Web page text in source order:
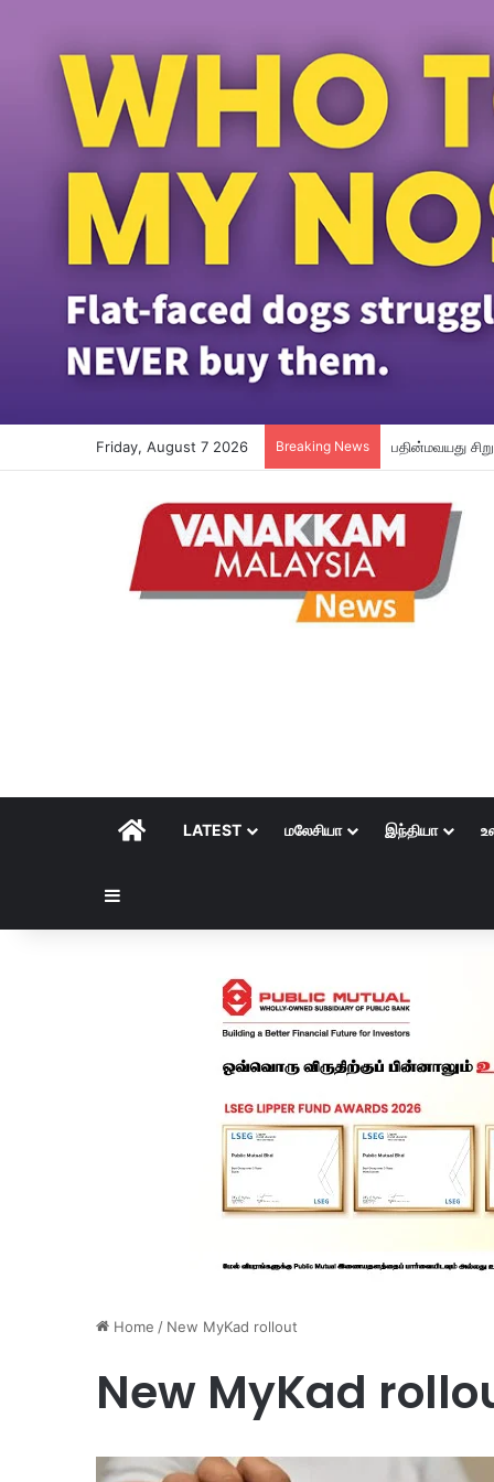
Friday, August 7 2026 Breaking News பதின்மவயது
HOMELATEST மலேசியா இந்தியா
Home / New MyKad rollout
New MyKad